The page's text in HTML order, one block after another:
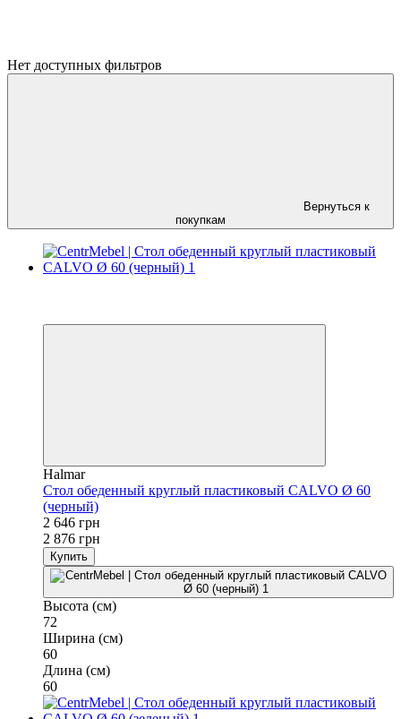
Нет доступных фильтров
Вернуться к
покупкам
Halmar
Стол обеденный круглый пластиковый CALVO Ø 60
(черный)
2 646 грн
2 876 грн
Купить
Высота (см)
72
Ширина (см)
60
Длина (см)
60